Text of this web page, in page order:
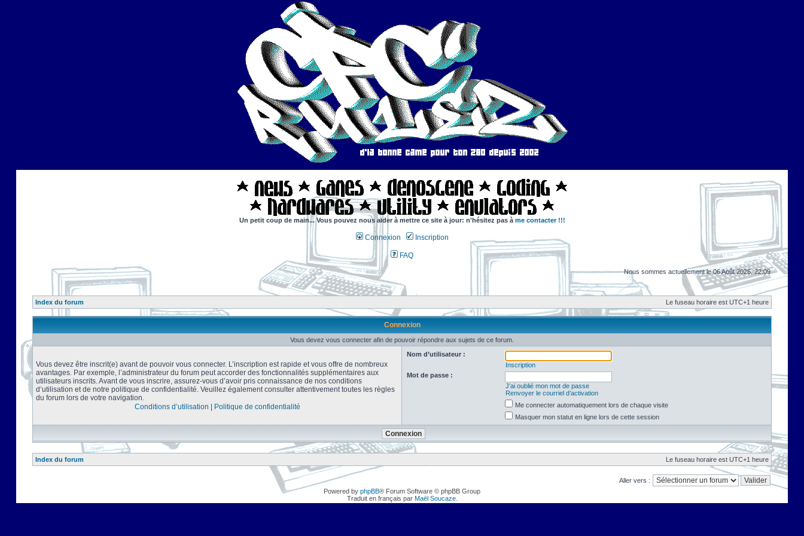
Un petit coup de main... Vous pouvez nous aider à mettre ce site à jour: n'hésitez pas à me contacter !!!
Connexion Inscription
FAQ
Nous sommes actuellement le 06 Août 2026, 22:09
Index du forum Le fuseau horaire est UTC+1 heure
Connexion
Vous devez vous connecter afin de pouvoir répondre aux sujets de ce forum.
Vous devez être inscrit(e) avant de pouvoir vous connecter. L’inscription est rapide et vous offre de nombreux
avantages. Par exemple, l’administrateur du forum peut accorder des fonctionnalités supplémentaires aux
utilisateurs inscrits. Avant de vous inscrire, assurez-vous d’avoir pris connaissance de nos conditions
d’utilisation et de notre politique de confidentialité. Veuillez également consulter attentivement toutes les règles
du forum lors de votre navigation.
Conditions d’utilisation
Politique de confidentialité
Nom d’utilisateur :
Inscription
Mot de passe :
J’ai oublié mon mot de passe
Renvoyer le courriel d’activation
Me connecter automatiquement lors de chaque visite
Masquer mon statut en ligne lors de cette session
Index du forum Le fuseau horaire est UTC+1 heure
Aller vers :
Powered by phpBB® Forum Software © phpBB Group
Traduit en français par Maël Soucaze.